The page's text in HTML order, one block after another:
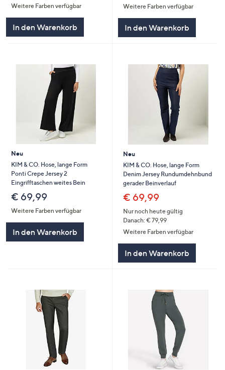
Weitere Farben verfügbar
In den Warenkorb
Weitere Farben verfügbar
In den Warenkorb
Neu
KIM & CO. Hose, lange Form
Ponti Crepe Jersey 2
Eingrifftaschen weites Bein
€ 69,99
Weitere Farben verfügbar
In den Warenkorb
Neu
KIM & CO. Hose, lange Form
Denim Jersey Rundumdehnbund
gerader Beinverlauf
€ 69,99
Nur noch heute gültig
Danach: € 79,99
Weitere Farben verfügbar
In den Warenkorb